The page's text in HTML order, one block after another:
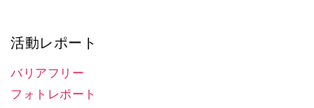
活動レポート
バリアフリー
フォトレポート